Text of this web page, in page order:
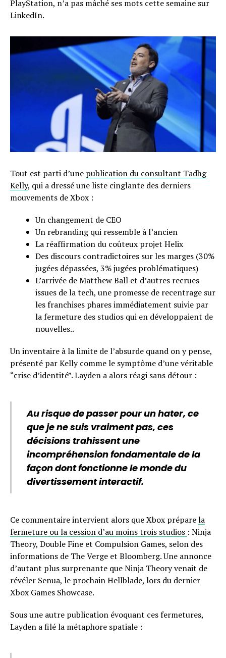
PlayStation, n’a pas mâché ses mots cette semaine sur
LinkedIn.
Tout est parti d’une publication du consultant Tadhg
Kelly, qui a dressé une liste cinglante des derniers
mouvements de Xbox :
Un changement de CEO
Un rebranding qui ressemble à l’ancien
La réaffirmation du coûteux projet Helix
Des discours contradictoires sur les marges (30%
jugées dépassées, 3% jugées problématiques)
L’arrivée de Matthew Ball et d’autres recrues
issues de la tech, une promesse de recentrage sur
les franchises phares immédiatement suivie par
la fermeture des studios qui en développaient de
nouvelles..
Un inventaire à la limite de l’absurde quand on y pense,
présenté par Kelly comme le symptôme d’une véritable
“crise d’identité”. Layden a alors réagi sans détour :
Au risque de passer pour un hater, ce
que je ne suis vraiment pas, ces
décisions trahissent une
incompréhension fondamentale de la
façon dont fonctionne le monde du
divertissement interactif.
Ce commentaire intervient alors que Xbox préparela
fermeture ou la cession d’au moins trois studios : Ninja
Theory, Double Fine et Compulsion Games, selon des
informations de The Verge et Bloomberg. Une annonce
d’autant plus surprenante que Ninja Theory venait de
révéler Senua, le prochain Hellblade, lors du dernier
Xbox Games Showcase.
Sous une autre publication évoquant ces fermetures,
Layden a filé la métaphore spatiale :